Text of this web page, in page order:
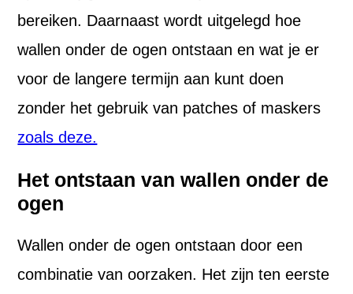
bereiken. Daarnaast wordt uitgelegd hoe
wallen onder de ogen ontstaan en wat je er
voor de langere termijn aan kunt doen
zonder het gebruik van patches of maskers
zoals deze.
Het ontstaan van wallen onder de
ogen
Wallen onder de ogen ontstaan door een
combinatie van oorzaken. Het zijn ten eerste